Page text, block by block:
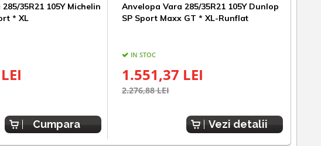
35R21 105Y Michelin
* XL
Cumpara
Anvelopa Vara 285/35R21 105Y Dunlop
SP Sport Maxx GT * XL-Runflat
IN STOC
1.551,37 LEI
2.276,88 LEI
Vezi detalii